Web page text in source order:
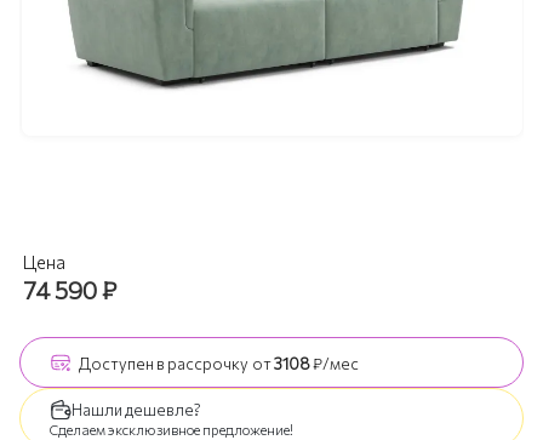
Цена
74 590₽
Доступен в рассрочку от3108₽/мес
Нашли дешевле?
Сделаем эксклюзивное предложение!